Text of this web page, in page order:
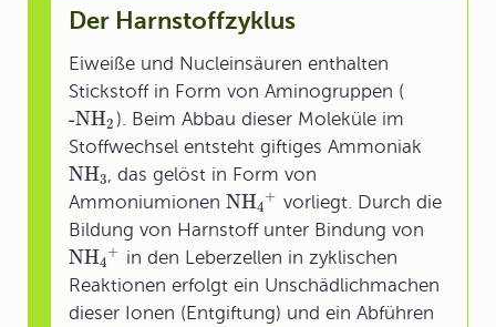
Der Harnstoffzyklus
Eiweiße und Nucleinsäuren enthalten
Stickstoff in Form von Aminogruppen (
-NH2 ). Beim Abbau dieser Moleküle im
Stoffwechsel entsteht giftiges Ammoniak
NH3, das gelöst in Form von
Ammoniumionen NH4
+ vorliegt. Durch die
Bildung von Harnstoff unter Bindung von
NH4
+ in den Leberzellen in zyklischen
Reaktionen erfolgt ein Unschädlichmachen
dieser Ionen (Entgiftung) und ein Abführen